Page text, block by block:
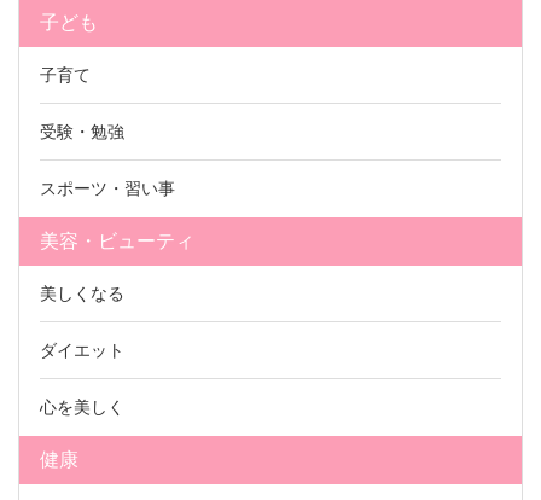
子ども
子育て
受験・勉強
スポーツ・習い事
美容・ビューティ
美しくなる
ダイエット
心を美しく
健康